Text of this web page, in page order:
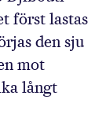
först lastas
den sju
mot
långt